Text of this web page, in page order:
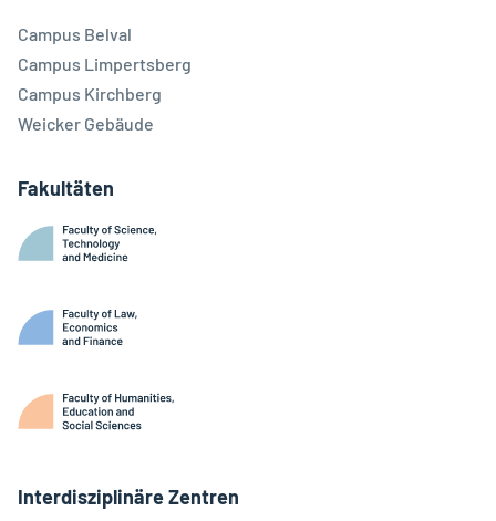
Campus Belval
Campus Limpertsberg
Campus Kirchberg
Weicker Gebäude
Fakultäten
Interdisziplinäre Zentren